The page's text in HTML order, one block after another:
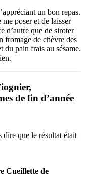
un bon repas.
poser et de laisser
d’autre que de siroter
fromage de chèvre des
du pain frais au sésame.
de fin d’année
dire que le résultat était
Cueillette de